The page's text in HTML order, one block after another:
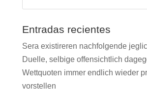
Entradas recientes
Sera existireren nachfolgende
Duelle, selbige offensichtlich
Wettquoten immer endlich wieder
vorstellen